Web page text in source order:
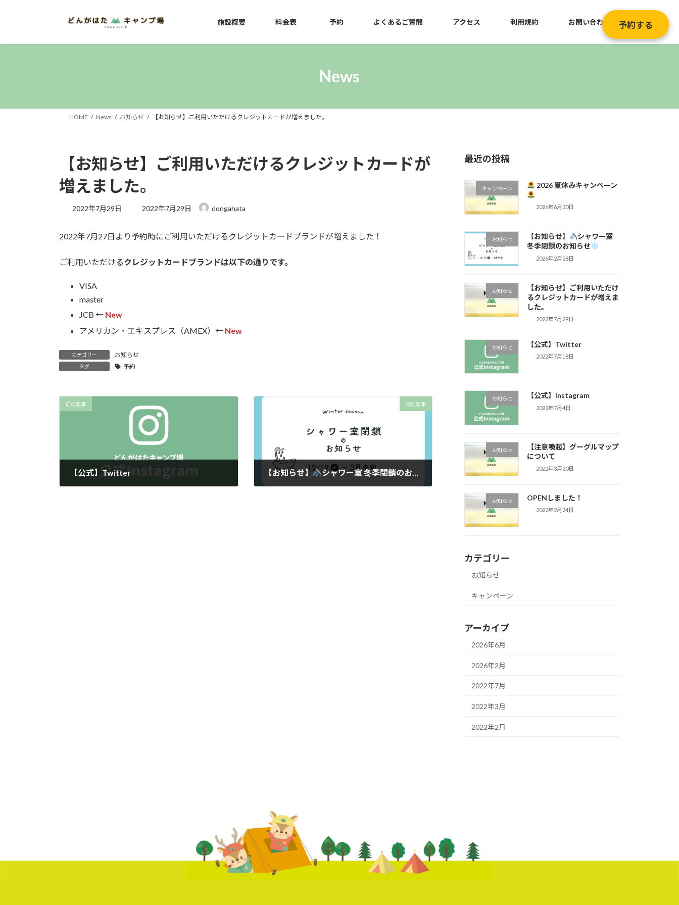
ン
ー
施設概要 料金表 予約 よくあるご質問 アクセス 利用規約 お問い合わせ
News
HOME News お知らせ 【お知らせ】ご利用いただけるクレジットカードが増えました。
【お知らせ】ご利用いただけるクレジットカードが
増えました。
2022年7月29日
最
新
:
2022年7月29日 dongahata
2022年7月27日より予約時にご利用いただけるクレジットカードブランドが増えました！
ご利用いただけるクレジットカードブランドは以下の通りです。
VISA
master
JCB ← New
アメリカン・エキスプレス（AMEX）← New
カテゴリー お知らせ
タグ 予約
前の記事
【公式】Twitter
次の記事
【お知らせ】 シャワー室 冬季閉鎖のお知らせ
最近の投稿
キャンペーン 2026 夏休みキャンペーン
2026年6月30日
お知らせ 【お知らせ】
シャワー室
冬季閉鎖のお知らせ
2026年2月28日
お知らせ
【お知らせ】ご利用いただけ
るクレジットカードが増えま
した。
2022年7月29日
お知らせ 【公式】Twitter
2022年7月18日
お知らせ 【公式】Instagram
2022年7月4日
お知らせ
【注意喚起】グーグルマップ
について
2022年3月20日
お知らせ OPENしました！
2022年2月24日
カテゴリー
お知らせ
キャンペーン
アーカイブ
2026年6月
2026年2月
2022年7月
2022年3月
2022年2月
予約する